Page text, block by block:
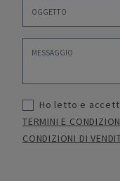
Ho letto e
TERMINI E
CONDIZIONI DI